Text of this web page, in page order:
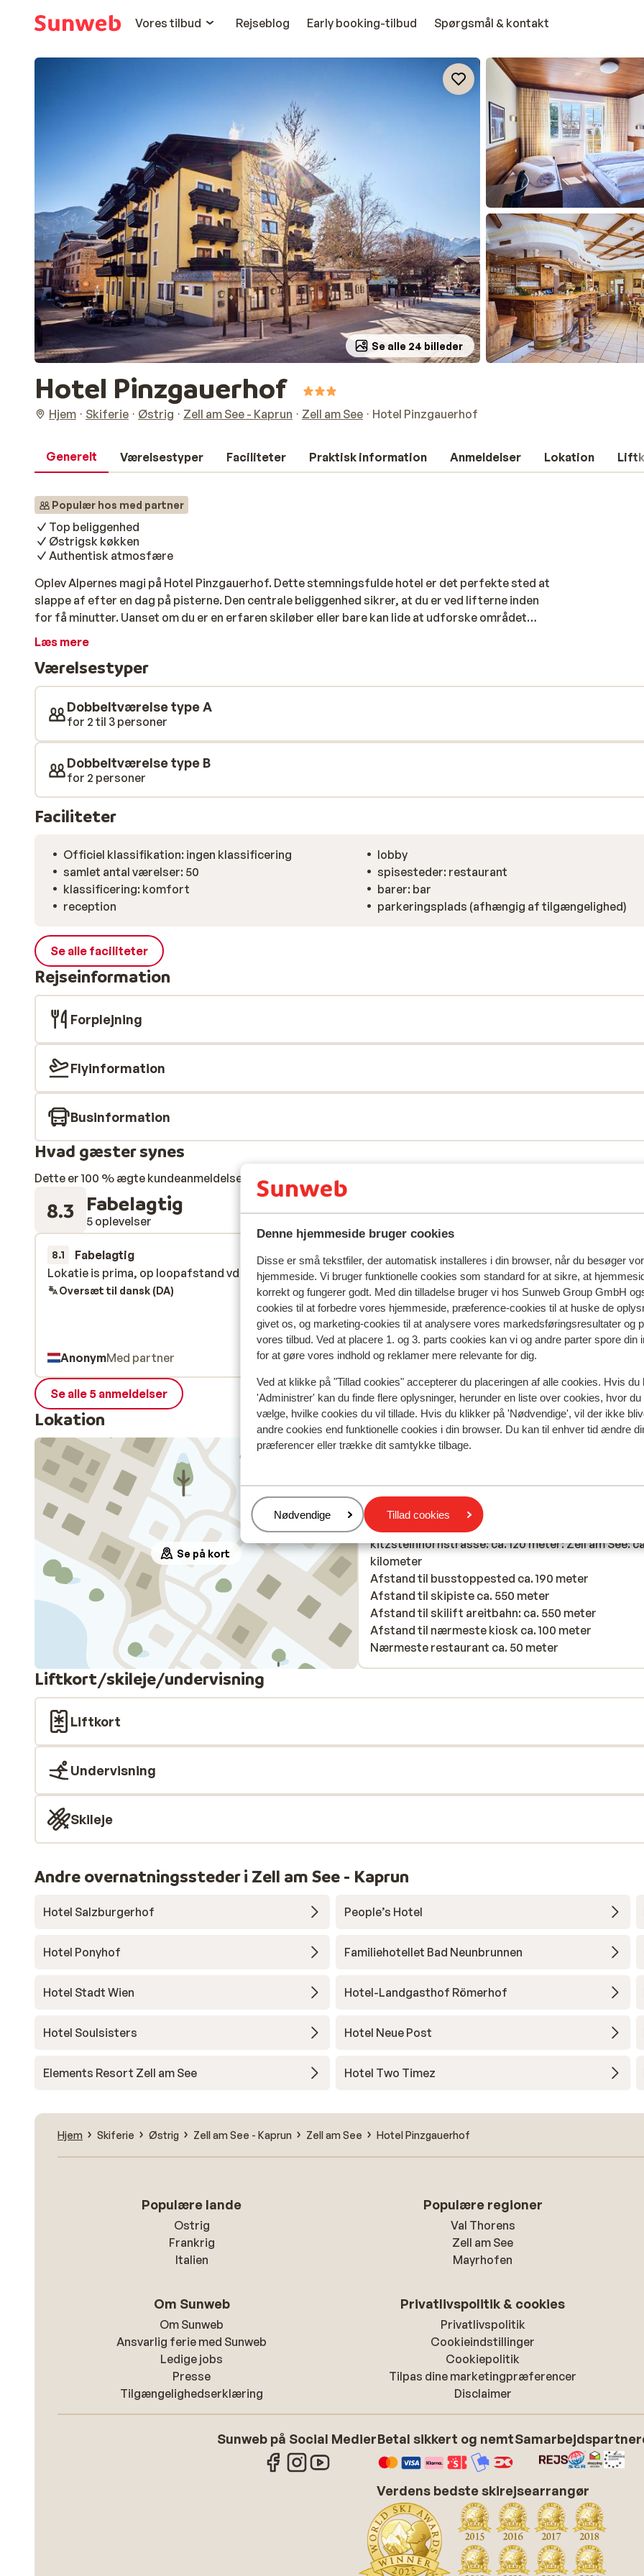
Denne hjemmeside bruger cookies
Disse er små tekstfiler, der automatisk installeres i din browser, når du besøger
hjemmeside. Vi bruger funktionelle cookies som standard for at sikre, at
korrekt og fungerer godt. Med din tilladelse bruger vi hos Sunweb Group GmbH
cookies til at forbedre vores hjemmeside, præference-cookies til at huske de
givet os, og marketing-cookies til at analysere vores markedsføringsresultater og
vores tilbud. Ved at placere 1. og 3. parts cookies kan vi og andre parter spore din
for at gøre vores indhold og reklamer mere relevante for dig.
Ved at klikke på "Tillad cookies" accepterer du placeringen af alle cookies. Hvis du
'Administrer' kan du finde flere oplysninger, herunder en liste over cookies, hvor
vælge, hvilke cookies du vil tillade. Hvis du klikker på 'Nødvendige', vil der ikke
andre cookies end funktionelle cookies i din browser. Du kan til enhver tid ændre
præferencer eller trække dit samtykke tilbage.
Administrer
Nødvendige Tillad cookies
Vores tilbud
Rejseblog Early booking-tilbud Spørgsmål & kontakt
Se alle 24 billeder
Hotel Pinzgauerhof
Hjem Skiferie Østrig Zell am See - Kaprun Zell am See Hotel Pinzgauerhof
Generelt Værelsestyper Faciliteter Praktisk information Anmeldelser Lokation
Populær hos med partner
Top beliggenhed
Østrigsk køkken
Authentisk atmosfære
Oplev Alpernes magi på Hotel Pinzgauerhof. Dette stemningsfulde hotel er det perfekte sted at
slappe af efter en dag på pisterne. Den centrale beliggenhed sikrer, at du er ved lifterne inden
for få minutter. Uanset om du er en erfaren skiløber eller bare kan lide at udforske området
med snesko, er der noget for enhver smag. Hotel Pinzgauerhof tilbyder alle de
du også bruge de forskellige faciliteter som saunaen, skikælderen og den hyggelige bar. Og
glem ikke at nyde det lækre østrigske køkken i restauranten.
Læs mere
Værelsestyper
Dobbeltværelse type A
for 2 til 3 personer
Dobbeltværelse type B
for 2 personer
Faciliteter
Officiel klassifikation: ingen klassificering
samlet antal værelser: 50
klassificering: komfort
reception
lobby
spisesteder: restaurant
barer: bar
parkeringsplads (afhængig af tilgængelighed)
Se alle faciliteter
Rejseinformation
Forplejning
Flyinformation
Businformation
Hvad gæster synes
Dette er 100 % ægte kundeanmeldelser, der ærligt afspejler deres oplevelser med vores produkt.
8.3 Fabelagtig
5 oplevelser
8.1 Fabelagtig
24. jan. 2026
Lokatie is prima, op loopafstand vd skilift.
Lokatie is prima, op loopafstand vd skilift.
Oversæt til dansk (DA)
AnonymMed partner
Fabelagtig
1. feb.
Op loopafstand van de gondel Areitbahn.
de garage van een hotel dichtbij, tegen betaling
per dag. Accomodatie was telefonisch niet
op 31 Jan.
Op loopafstand van de gondel Areitbahn.
de garage van een hotel dichtbij, tegen betaling
per dag. Accomodatie was telefonisch niet
op 31 Jan.
Oversæt til dansk (DA)
LindaMed partner
Se alle 5 anmeldelser
Lokation
Se på kort
Afstand til lufthavn: Salzburg ca. 80 kilometer
Afstand til togstation schüttdorf
kitzsteinhornstrasse: ca. 120 meter: Zell am See:
kilometer
Afstand til busstoppested ca. 190 meter
Afstand til skipiste ca. 550 meter
Afstand til skilift areitbahn: ca. 550 meter
Afstand til nærmeste kiosk ca. 100 meter
Nærmeste restaurant ca. 50 meter
Liftkort/skileje/undervisning
Liftkort
Undervisning
Skileje
Andre overnatningssteder i Zell am See - Kaprun
Hotel Salzburgerhof People’s Hotel
Hotel Ponyhof Familiehotellet Bad Neunbrunnen
Hotel Stadt Wien Hotel-Landgasthof Römerhof
Hotel Soulsisters Hotel Neue Post
Elements Resort Zell am See Hotel Two Timez
Hjem Skiferie Østrig Zell am See - Kaprun Zell am See Hotel Pinzgauerhof
Populære lande
Ostrig
Frankrig
Italien
Populære regioner
Val Thorens
Zell am See
Mayrhofen
Om Sunweb
Om Sunweb
Ansvarlig ferie med Sunweb
Ledige jobs
Presse
Tilgængelighedserklæring
Privatlivspolitik & cookies
Privatlivspolitik
Cookieindstillinger
Cookiepolitik
Tilpas dine marketingpræferencer
Disclaimer
Sunweb på Social MedierBetal sikkert og nemt
Verdens bedste skirejsearrangør